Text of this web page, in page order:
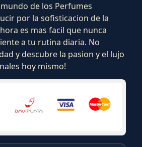
de los Perfumes
por la sofisticacion de la
es mas facil que nunca
a tu rutina diaria. No
y descubre la pasion y el lujo
hoy mismo!